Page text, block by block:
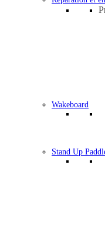
Wakeboard
Stand Up